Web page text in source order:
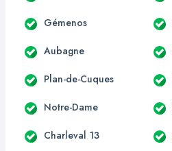
Gémenos
Aubagne
Plan-de-Cuques
Notre-Dame
Charleval 13